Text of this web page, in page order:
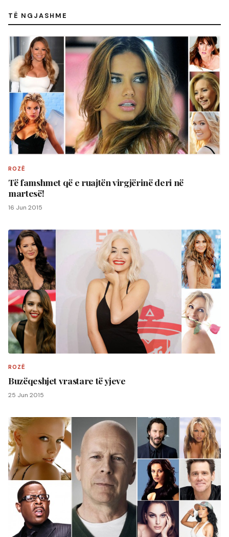
TË NGJASHME
ROZË
Të famshmet që e ruajtën virgjërinë deri në
martesë!
16 Jun 2015
ROZË
Buzëqeshjet vrastare të yjeve
25 Jun 2015